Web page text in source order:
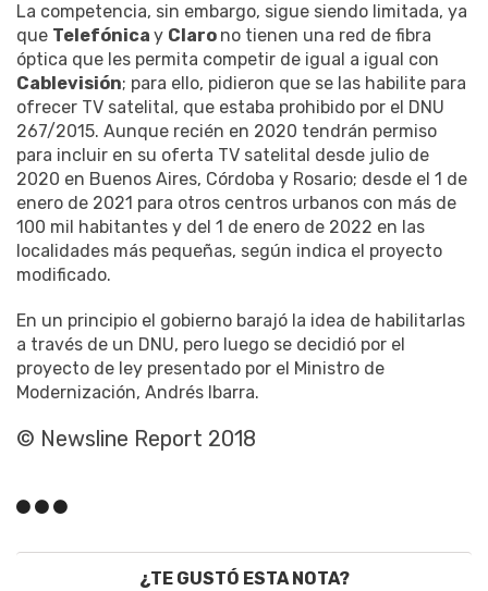
La competencia, sin embargo, sigue siendo limitada, ya
que Telefónica y Claro no tienen una red de fibra
óptica que les permita competir de igual a igual con
Cablevisión; para ello, pidieron que se las habilite para
ofrecer TV satelital, que estaba prohibido por el DNU
267/2015. Aunque recién en 2020 tendrán permiso
para incluir en su oferta TV satelital desde julio de
2020 en Buenos Aires, Córdoba y Rosario; desde el 1 de
enero de 2021 para otros centros urbanos con más de
100 mil habitantes y del 1 de enero de 2022 en las
localidades más pequeñas, según indica el proyecto
modificado.
En un principio el gobierno barajó la idea de habilitarlas
a través de un DNU, pero luego se decidió por el
proyecto de ley presentado por el Ministro de
Modernización, Andrés Ibarra.
© Newsline Report 2018
¿TE GUSTÓ ESTA NOTA?